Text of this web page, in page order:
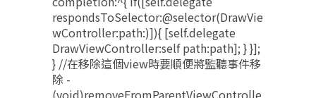
respondsToSelector:@selector(DrawVie
wController:path:)]){ [self.delegate
DrawViewController:self path:path]; } }];
} //在移除這個view時要順便將監聽事件移
除 -
(void)removeFromParentViewControlle